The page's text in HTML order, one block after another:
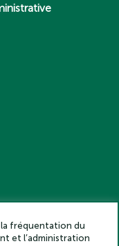
– Tous droits réservés
la fréquentation du
et l’administration